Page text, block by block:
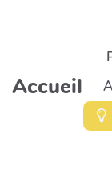
Aller au
Accueil